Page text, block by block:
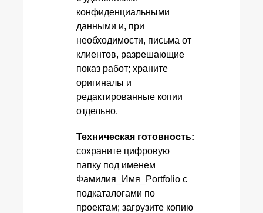
конфиденциальными
данными и, при
необходимости, письма от
клиентов, разрешающие
показ работ; храните
оригиналы и
редактированные копии
отдельно.
Техническая готовность:
сохраните цифровую
папку под именем
Фамилия_Имя_Portfolio с
подкаталогами по
проектам; загрузите копию